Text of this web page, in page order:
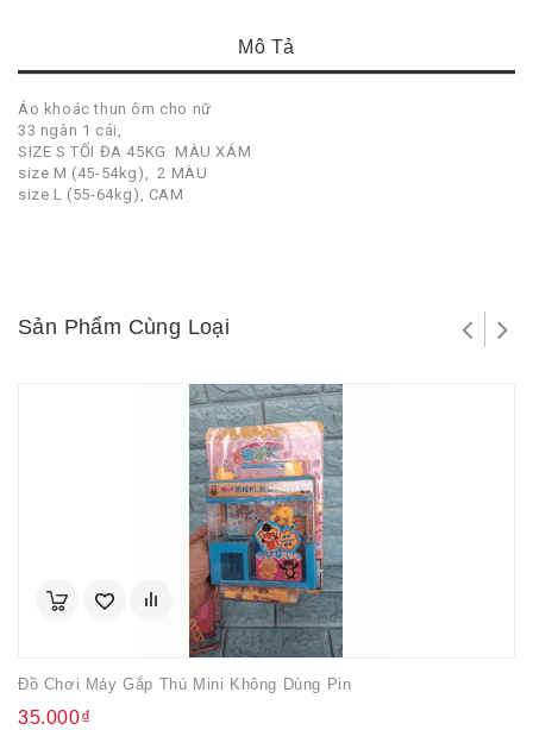
Mô Tả
Áo khoác thun ôm cho nữ
33 ngàn 1 cái,
SIZE S TỐI ĐA 45KG MÀU XÁM
size M (45-54kg), 2 MÀU
size L (55-64kg), CAM
Sản Phẩm Cùng Loại
Đồ Chơi Máy Gắp Thú Mini Không Dùng Pin
35.000₫